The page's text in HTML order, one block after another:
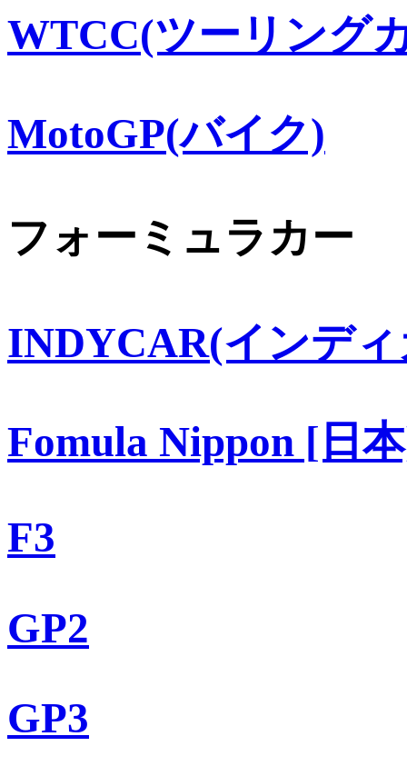
WTCC(ツーリング
MotoGP(バイク)
フォーミュラカー
INDYCAR(インデ
Fomula Nippon [日
F3
GP2
GP3